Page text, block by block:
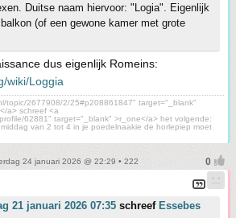
Duitse naam hiervoor: "Logia". Eigenlijk
(of een gewone kamer met grote
dus eigenlijk Romeins:
wiki/Loggia
topic/2677908/2/25#p208861847" target="_blank"
a> schreef <a
62881" target="_blank" >r_one</a> het volgende:
van 2 tot 4 in je poedelnaakie de horlepiep moet
24 januari 2026 @ 22:29 • 222
21 januari 2026 07:35 schreef Essebes